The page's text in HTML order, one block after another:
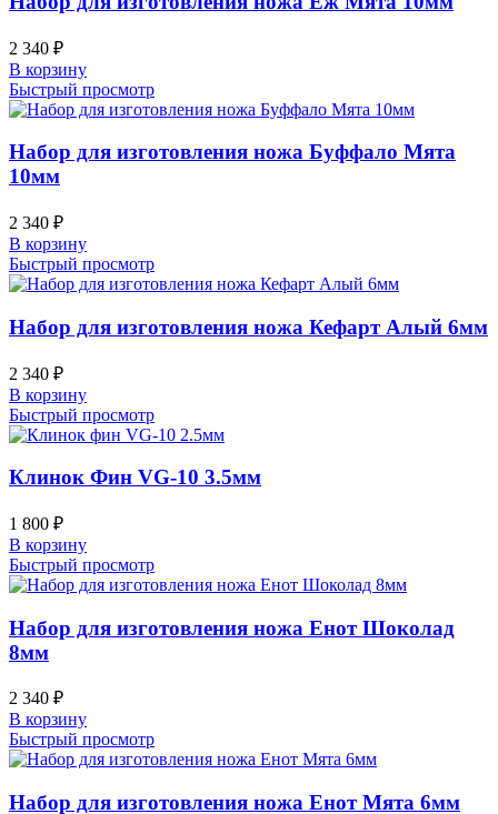
2 340 ₽
В корзину
Быстрый просмотр
Набор для изготовления ножа Буффало Мята
10мм
2 340 ₽
В корзину
Быстрый просмотр
Набор для изготовления ножа Кефарт Алый 6мм
2 340 ₽
В корзину
Быстрый просмотр
Клинок Фин VG-10 3.5мм
1 800 ₽
В корзину
Быстрый просмотр
Набор для изготовления ножа Енот Шоколад
8мм
2 340 ₽
В корзину
Быстрый просмотр
Набор для изготовления ножа Енот Мята 6мм